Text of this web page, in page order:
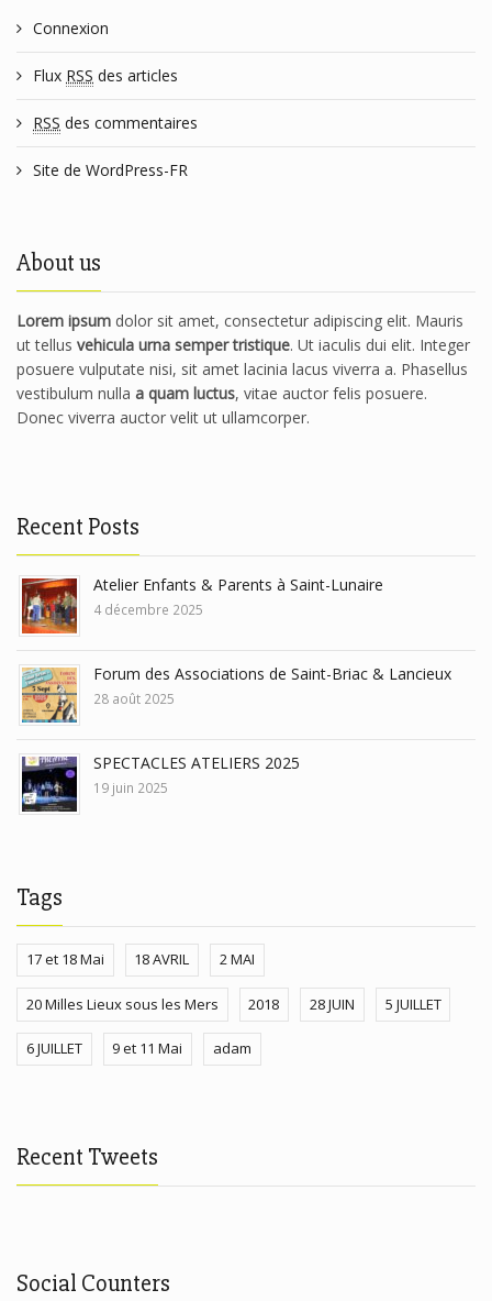
Connexion
Flux RSS des articles
RSS des commentaires
Site de WordPress-FR
About us
Lorem ipsum dolor sit amet, consectetur adipiscing elit. Mauris
ut tellus vehicula urna semper tristique. Ut iaculis dui elit. Integer
posuere vulputate nisi, sit amet lacinia lacus viverra a. Phasellus
vestibulum nulla a quam luctus, vitae auctor felis posuere.
Donec viverra auctor velit ut ullamcorper.
Recent Posts
Atelier Enfants & Parents à Saint-Lunaire
4 décembre 2025
Forum des Associations de Saint-Briac & Lancieux
28 août 2025
SPECTACLES ATELIERS 2025
19 juin 2025
Tags
17 et 18 Mai 18 AVRIL 2 MAI
20 Milles Lieux sous les Mers 2018 28 JUIN 5 JUILLET
6 JUILLET 9 et 11 Mai adam
Recent Tweets
Social Counters